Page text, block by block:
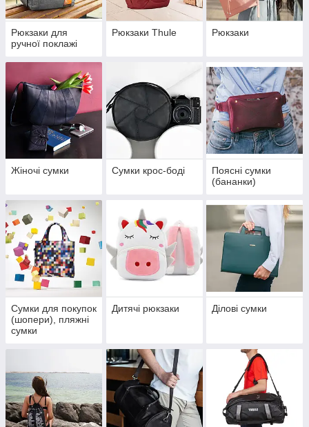
Рюкзаки для
ручної поклажі
Рюкзаки Thule Рюкзаки
Жіночі сумки Сумки крос-боді
Поясні сумки
(бананки)
Сумки для покупок
(шопери), пляжні
сумки
Дитячі рюкзаки Ділові сумки